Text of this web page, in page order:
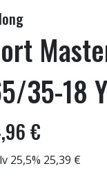
35-18 Y
€
25,5% 25,39 €